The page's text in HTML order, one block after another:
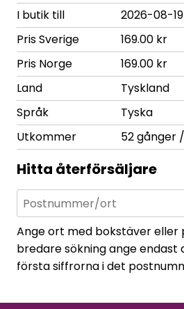
I butik till
2026-08-19
Pris Sverige
169.00 kr
Pris Norge
169.00 kr
Land
Tyskland
Språk
Tyska
Utkommer
52 gånger
Hitta återförsäljare
Ange ort med bokstäver eller
bredare sökning ange endast
första siffrorna i det